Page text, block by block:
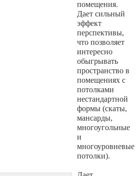
помещения.
Дает сильный
эффект
перспективы,
что позволяет
интересно
обыгрывать
пространство в
помещениях с
потолками
нестандартной
формы (скаты,
мансарды,
многоугольные
и
многоуровневые
потолки).